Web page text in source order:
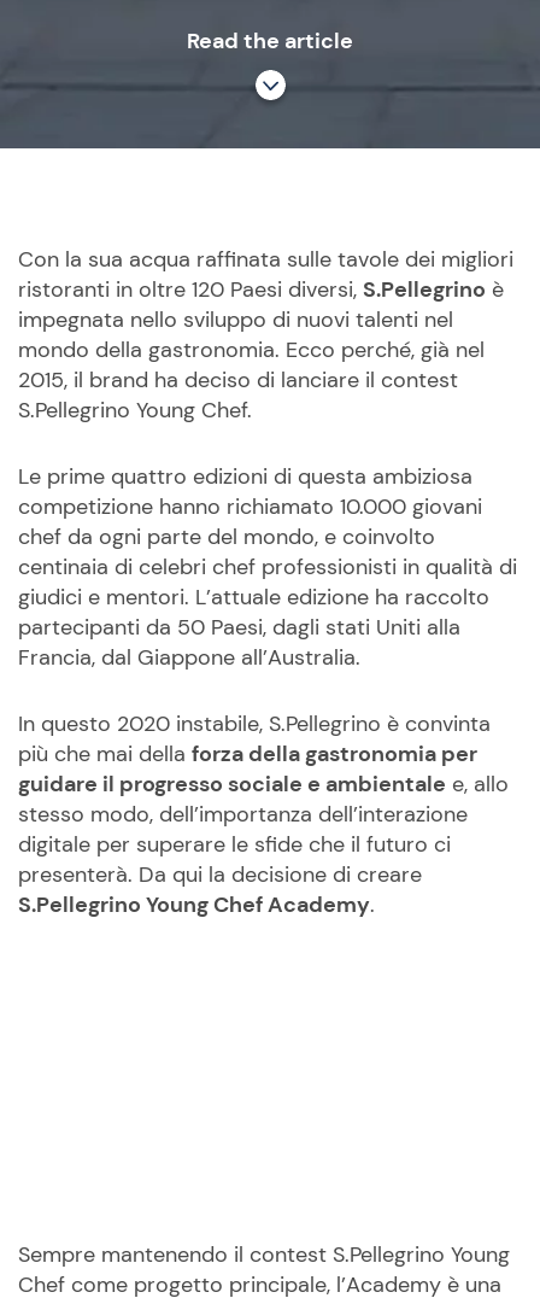
Read the article
Con la sua acqua raffinata sulle tavole dei migliori
ristoranti in oltre 120 Paesi diversi, S.Pellegrino è
impegnata nello sviluppo di nuovi talenti nel
mondo della gastronomia. Ecco perché, già nel
2015, il brand ha deciso di lanciare il contest
S.Pellegrino Young Chef.
Le prime quattro edizioni di questa ambiziosa
competizione hanno richiamato 10.000 giovani
chef da ogni parte del mondo, e coinvolto
centinaia di celebri chef professionisti in qualità di
giudici e mentori. L’attuale edizione ha raccolto
partecipanti da 50 Paesi, dagli stati Uniti alla
Francia, dal Giappone all’Australia.
In questo 2020 instabile, S.Pellegrino è convinta
più che mai della forza della gastronomia per
guidare il progresso sociale e ambientale e, allo
stesso modo, dell’importanza dell’interazione
digitale per superare le sfide che il futuro ci
presenterà. Da qui la decisione di creare
S.Pellegrino Young Chef Academy.
Sempre mantenendo il contest S.Pellegrino Young
Chef come progetto principale, l’Academy è una